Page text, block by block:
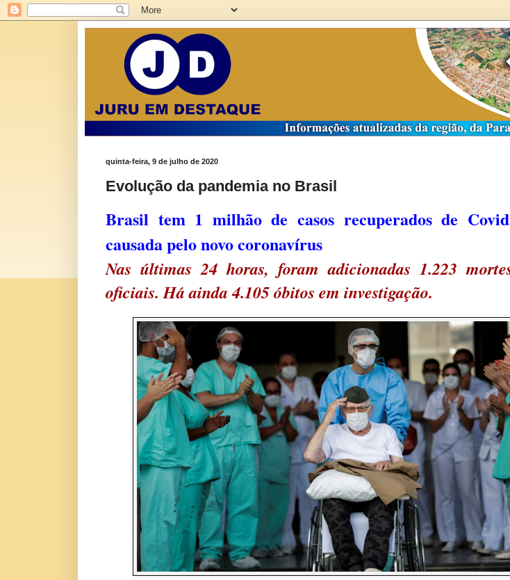
quinta-feira, 9 de julho de 2020
Evolução da pandemia no Brasil
Brasil tem 1 milhão de casos recuperados de
causada pelo novo coronavírus
Nas últimas 24 horas, foram adicionadas 1.223
oficiais. Há ainda 4.105 óbitos em investigação.